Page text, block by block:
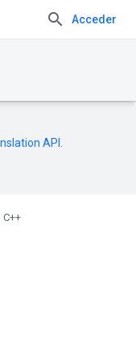
Acceder
API
C++